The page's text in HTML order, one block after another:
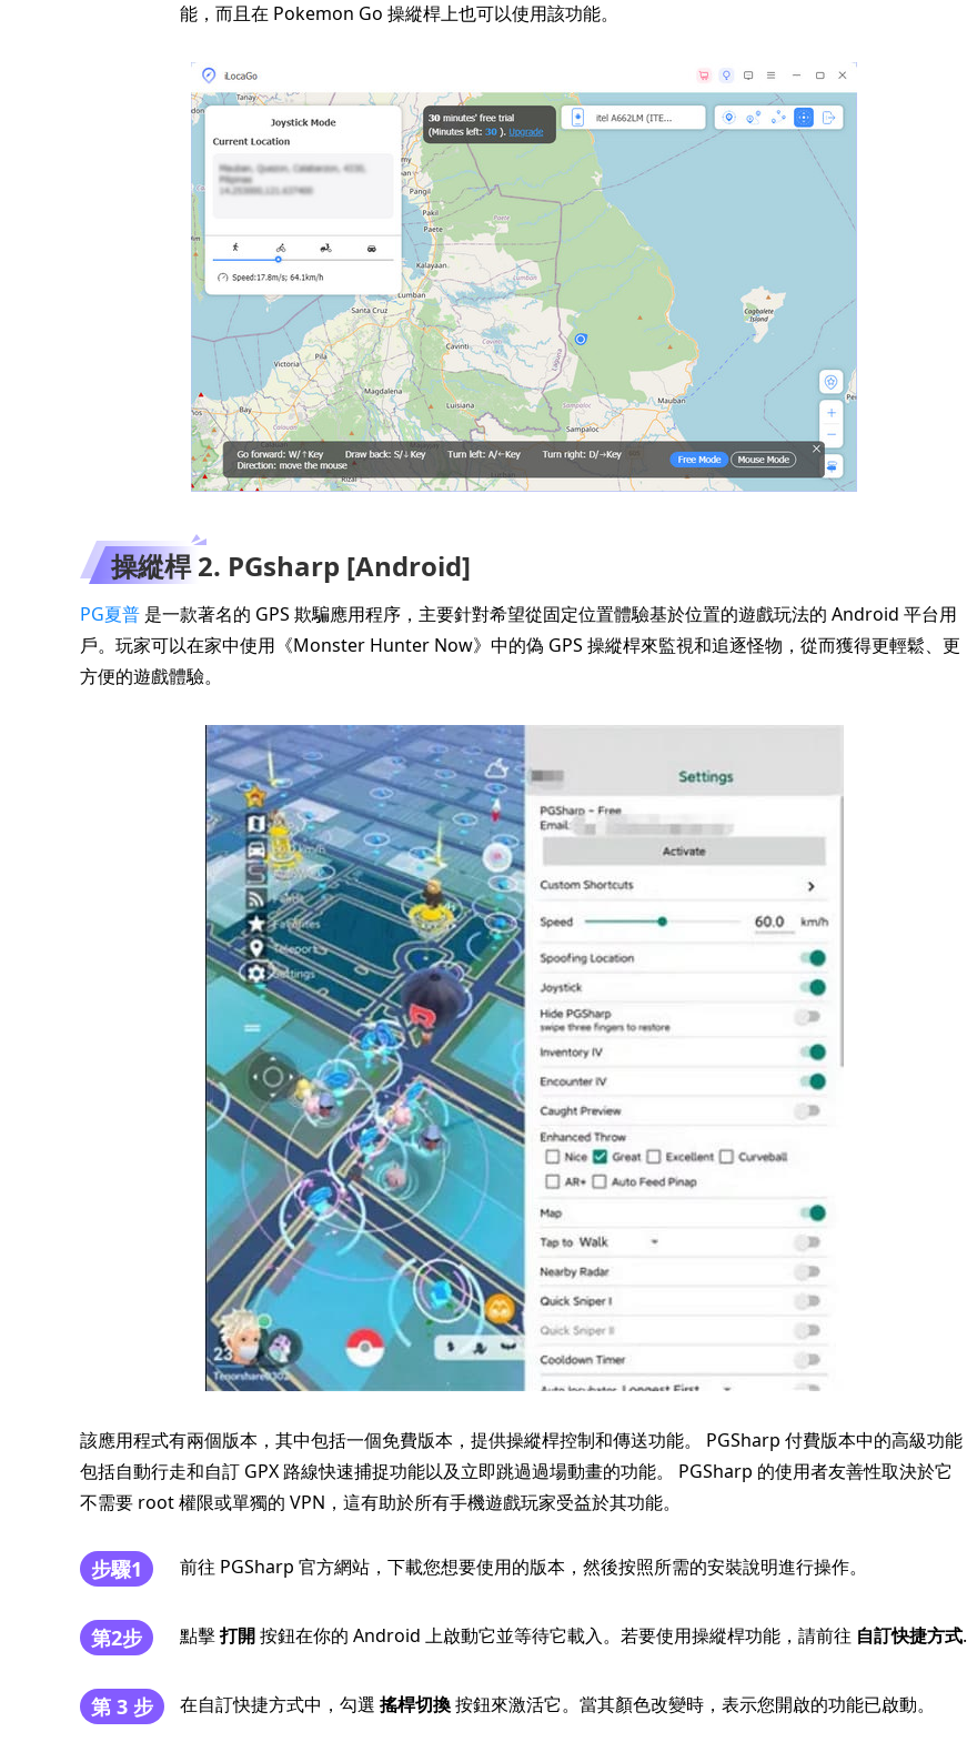
能，而且在 Pokemon Go 操縱桿上也可以使用該功能。
操縱桿 2. PGsharp [Android]
PG夏普 是一款著名的 GPS 欺騙應用程序，主要針對希望從固定位置體驗基於位置的遊戲玩法的 Android 平台用
戶。玩家可以在家中使用《Monster Hunter Now》中的偽 GPS 操縱桿來監視和追逐怪物，從而獲得更輕鬆、更
方便的遊戲體驗。
該應用程式有兩個版本，其中包括一個免費版本，提供操縱桿控制和傳送功能。 PGSharp 付費版本中的高級功能
包括自動行走和自訂 GPX 路線快速捕捉功能以及立即跳過過場動畫的功能。 PGSharp 的使用者友善性取決於它
不需要 root 權限或單獨的 VPN，這有助於所有手機遊戲玩家受益於其功能。
步驟1 前往 PGSharp 官方網站，下載您想要使用的版本，然後按照所需的安裝說明進行操作。
第2步 點擊打開按鈕在你的 Android 上啟動它並等待它載入。若要使用操縱桿功能，請前往 自訂快捷方式.
第 3 步 在自訂快捷方式中，勾選 搖桿切換按鈕來激活它。當其顏色改變時，表示您開啟的功能已啟動。